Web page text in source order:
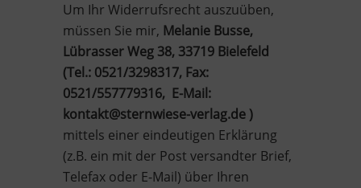
Um Ihr Widerrufsrecht auszuüben,
müssen Sie mir, Melanie Busse,
Lübrasser Weg 38, 33719 Bielefeld
(Tel.: 0521/3298317, Fax:
0521/557779316, E-Mail:
kontakt@sternwiese-verlag.de )
mittels einer eindeutigen Erklärung
(z.B. ein mit der Post versandter Brief,
Telefax oder E-Mail) über Ihren